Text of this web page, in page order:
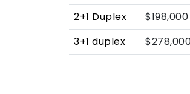
2+1 Duplex
$198,000
3+1 duplex